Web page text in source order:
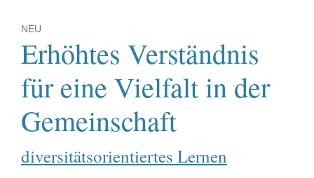
NEU
Erhöhtes Verständnis
für eine Vielfalt in der
Gemeinschaft
diversitätsorientiertes Lernen